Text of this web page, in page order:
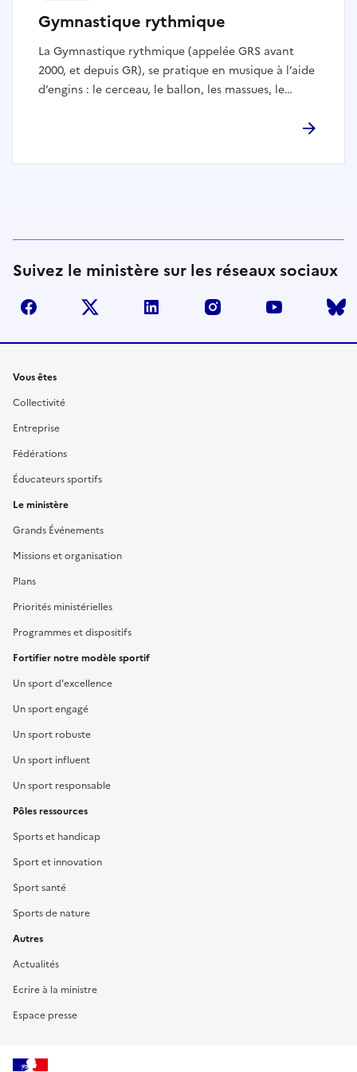
groupe (5 gymnastes).
Gymnastique rythmique
La Gymnastique rythmique (appelée GRS avant
2000, et depuis GR), se pratique en musique à l’aide
d’engins : le cerceau, le ballon, les massues, le
pratiquer soit en individuel, soit en ensemble de 5
Suivez le ministère sur les réseaux sociaux
facebook twitter linkedin instagram youtube
Liens
Vous êtes
Collectivité
Entreprise
Fédérations
Éducateurs sportifs
Le ministère
Grands Événements
Missions et organisation
Plans
Priorités ministérielles
Programmes et dispositifs
Fortifier notre modèle sportif
Un sport d'excellence
Un sport engagé
Un sport robuste
Un sport influent
Un sport responsable
Pôles ressources
Sports et handicap
Sport et innovation
Sport santé
Sports de nature
Autres
Actualités
Ecrire à la ministre
Espace presse